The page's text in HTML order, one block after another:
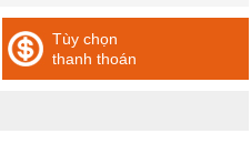
Tùy chọn
thanh thoán